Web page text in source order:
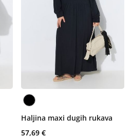
Haljina maxi dugih rukava
57,69 €